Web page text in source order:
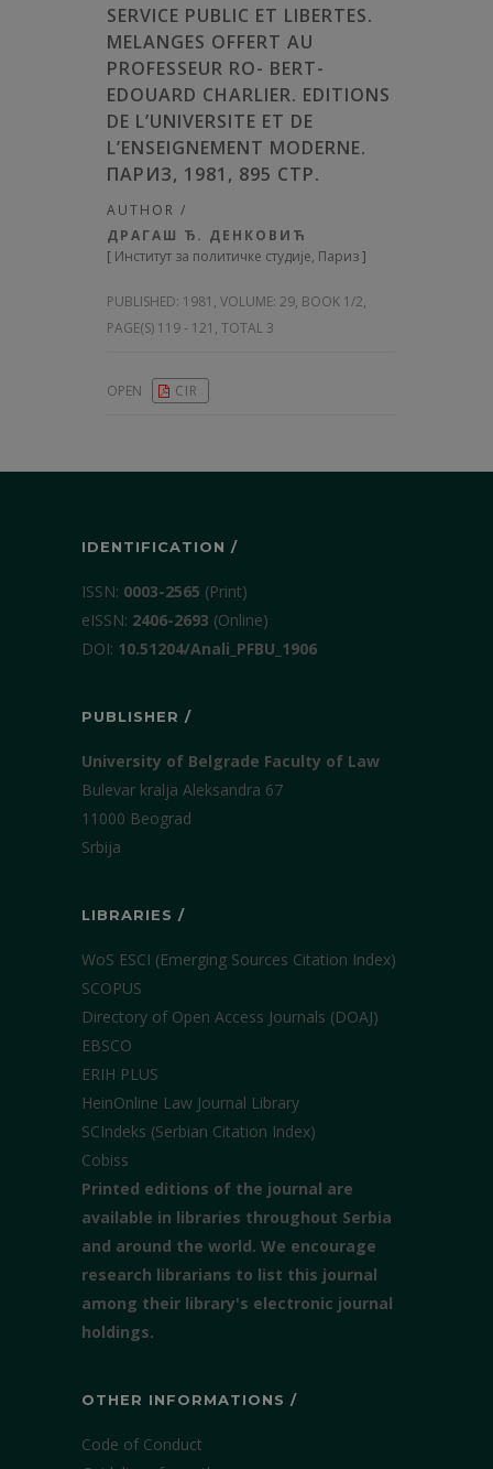
SERVICE PUBLIC ЕТ LIBERTES.
MELANGES OFFERT AU
PROFESSEUR RO- BERT-
EDOUARD CHARLIER. EDITIONS
DE L’UNIVERSITE ET DE
L’ENSEIGNEMENT MODERNE.
ПАРИЗ, 1981, 895 СТР.
AUTHOR /
ДРАГАШ Ђ. ДЕНКОВИЋ
[ Институт за политичке студије, Париз]
PUBLISHED: 1981, VOLUME: 29, BOOK 1/2,
PAGE(S) 119 - 121, TOTAL 3
OPEN CIR
IDENTIFICATION /
ISSN: 0003-2565 (Print)
еISSN: 2406-2693 (Online)
DOI: 10.51204/Anali_PFBU_1906
PUBLISHER /
University of Belgrade Faculty of Law
Bulevar kralja Aleksandra 67
11000 Beograd
Srbija
LIBRARIES /
WoS ESCI (Emerging Sources Citation Index)
SCOPUS
Directory of Open Access Journals (DOAJ)
EBSCO
ERIH PLUS
HeinOnline Law Journal Library
SCIndeks (Serbian Citation Index)
Cobiss
Printed editions of the journal are
available in libraries throughout Serbia
and around the world. We encourage
research librarians to list this journal
among their library's electronic journal
holdings.
OTHER INFORMATIONS /
Code of Conduct